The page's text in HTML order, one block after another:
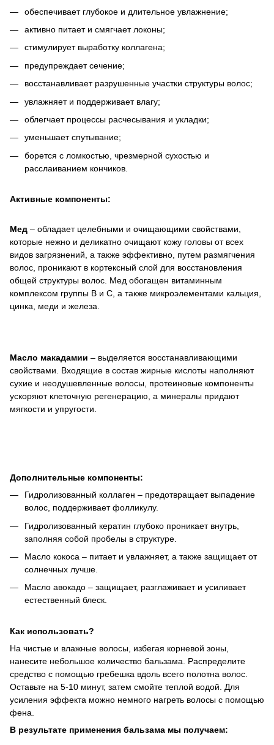
обеспечивает глубокое и длительное увлажнение;
активно питает и смягчает локоны;
стимулирует выработку коллагена;
предупреждает сечение;
восстанавливает разрушенные участки структуры волос;
увлажняет и поддерживает влагу;
облегчает процессы расчесывания и укладки;
уменьшает спутывание;
борется с ломкостью, чрезмерной сухостью и
расслаиванием кончиков.
Активные компоненты:
Мед – обладает целебными и очищающими свойствами,
которые нежно и деликатно очищают кожу головы от всех
видов загрязнений, а также эффективно, путем размягчения
волос, проникают в кортексный слой для восстановления
общей структуры волос. Мед обогащен витаминным
комплексом группы В и С, а также микроэлементами кальция,
цинка, меди и железа.
Масло макадамии – выделяется восстанавливающими
свойствами. Входящие в состав жирные кислоты наполняют
сухие и неодушевленные волосы, протеиновые компоненты
ускоряют клеточную регенерацию, а минералы придают
мягкости и упругости.
Дополнительные компоненты:
Гидролизованный коллаген – предотвращает выпадение
волос, поддерживает фолликулу.
Гидролизованный кератин глубоко проникает внутрь,
заполняя собой пробелы в структуре.
Масло кокоса – питает и увлажняет, а также защищает от
солнечных лучше.
Масло авокадо – защищает, разглаживает и усиливает
естественный блеск.
Как использовать?
На чистые и влажные волосы, избегая корневой зоны,
нанесите небольшое количество бальзама. Распределите
средство с помощью гребешка вдоль всего полотна волос.
Оставьте на 5-10 минут, затем смойте теплой водой. Для
усиления эффекта можно немного нагреть волосы с помощью
фена.
В результате применения бальзама мы получаем: